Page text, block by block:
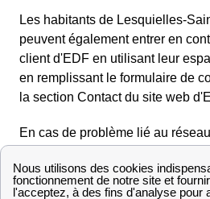
Les habitants de Lesquielles-
peuvent également entrer en
client d'EDF en utilisant leur
en remplissant le formulaire de
la section Contact du site web
En cas de problème lié au
Enedis (anciennement ERDF)
d'urgence pour le dépannage :